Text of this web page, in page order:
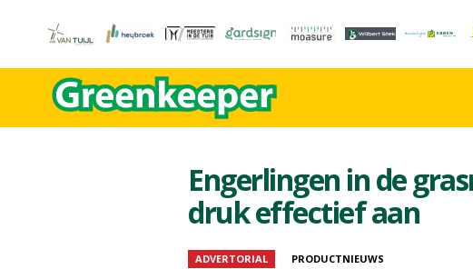
Engerlingen in de
druk effectief aan
ADVERTORIAL PRODUCTNIEUWS